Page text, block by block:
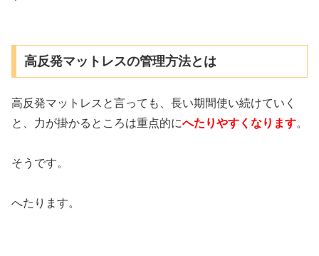
高反発マットレスの管理方法とは
高反発マットレスと言っても、長い期間使い続けていく
と、力が掛かるところは重点的にへたりやすくなります。
そうです。
へたります。